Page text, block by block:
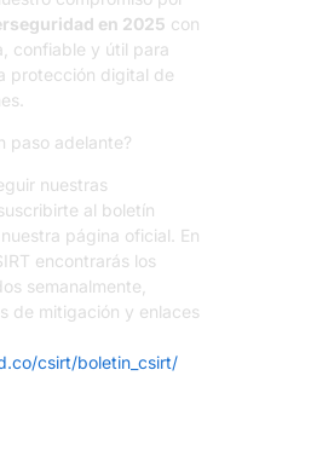
en 2025 con
confiable y útil para
protección digital de
paso adelante?
nuestras
al boletín
página oficial. En
encontrarás los
semanalmente,
de mitigación y enlaces
csirt/boletin_csirt/